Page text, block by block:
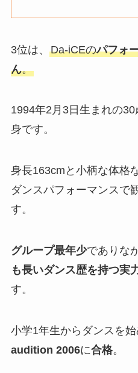
3位は、 Da-iCEのパフォ
ん。
1994年2月3日生まれの
身です。
身長163cmと小柄な体格
ダンスパフォーマンスで
す。
グループ最年少でありな
も長いダンス歴を持つ実
す。
小学1年生からダンスを始
audition 2006に合格。